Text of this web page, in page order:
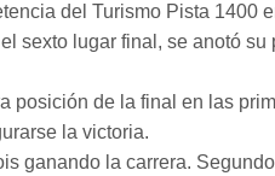
del Turismo Pista 1400
sexto lugar final, se anotó su
posición de la final en las
la victoria.
ganando la carrera.